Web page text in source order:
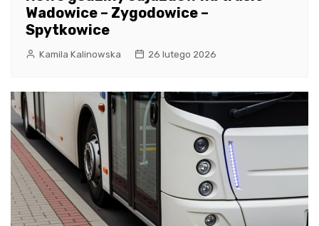
Wadowice – Zygodowice –
Spytkowice
Kamila Kalinowska 26 lutego 2026